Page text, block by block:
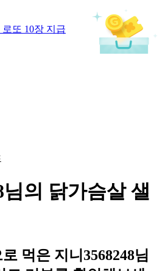
로또 10장 지급
님의 닭가슴살 샐
먹은 지니3568248님